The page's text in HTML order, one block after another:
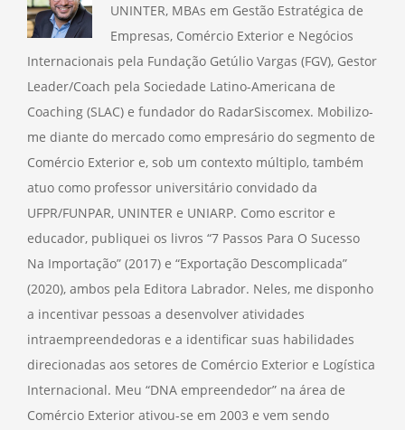
UNINTER, MBAs em Gestão Estratégica de
Empresas, Comércio Exterior e Negócios
Internacionais pela Fundação Getúlio Vargas (FGV), Gestor
Leader/Coach pela Sociedade Latino-Americana de
Coaching (SLAC) e fundador do RadarSiscomex. Mobilizo-
me diante do mercado como empresário do segmento de
Comércio Exterior e, sob um contexto múltiplo, também
atuo como professor universitário convidado da
UFPR/FUNPAR, UNINTER e UNIARP. Como escritor e
educador, publiquei os livros “7 Passos Para O Sucesso
Na Importação” (2017) e “Exportação Descomplicada”
(2020), ambos pela Editora Labrador. Neles, me disponho
a incentivar pessoas a desenvolver atividades
intraempreendedoras e a identificar suas habilidades
direcionadas aos setores de Comércio Exterior e Logística
Internacional. Meu “DNA empreendedor” na área de
Comércio Exterior ativou-se em 2003 e vem sendo